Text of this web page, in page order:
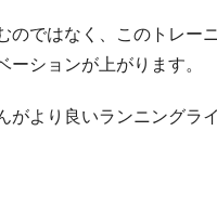
のではなく、このトレー
ーションが上がります。
がより良いランニングラ